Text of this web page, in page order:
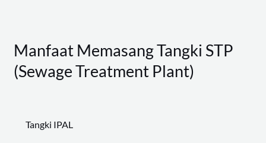
Manfaat Memasang Tangki STP
(Sewage Treatment Plant)
Tangki IPAL